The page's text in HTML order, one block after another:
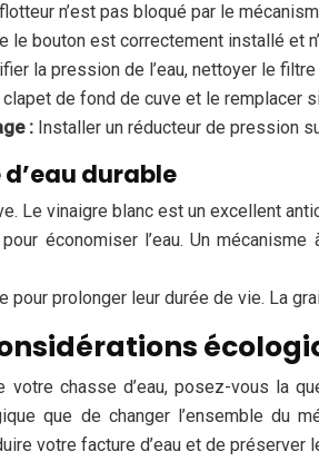
n’est pas bloqué par le
le bouton est correctement installé et
la pression de l’eau, nettoyer le
de fond de cuve et le remplacer
: Installer un réducteur de pression
durable
Le vinaigre blanc est un excellent
économiser l’eau. Un
prolonger leur durée de vie. La
votre chasse d’eau, posez-vous la
que de changer l’ensemble du
votre facture d’eau et de préserver